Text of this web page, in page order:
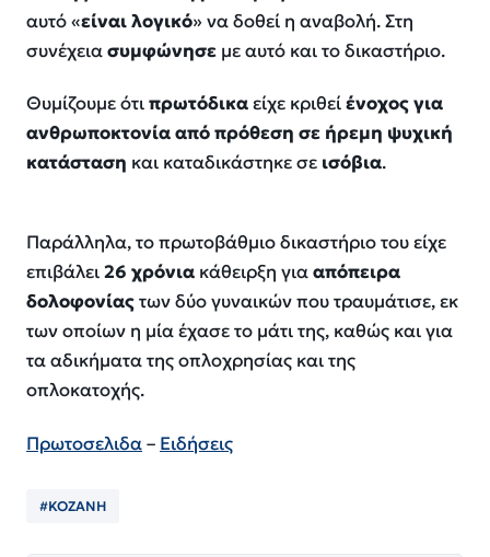
αυτό «είναι λογικό» να δοθεί η αναβολή. Στη
συνέχειασυμφώνησε με αυτό και το δικαστήριο.
Θυμίζουμε ότιπρωτόδικαείχε κριθείένοχος για
ανθρωποκτονία από πρόθεση σε ήρεμη ψυχική
κατάσταση και καταδικάστηκε σε ισόβια.
Παράλληλα, το πρωτοβάθμιο δικαστήριο του είχε
επιβάλει26 χρόνια κάθειρξη γιααπόπειρα
δολοφονίαςτων δύο γυναικών που τραυμάτισε, εκ
των οποίων η μία έχασε το μάτι της, καθώς και για
τα αδικήματα της οπλοχρησίας και της
οπλοκατοχής.
Πρωτοσελιδα– Ειδήσεις
#ΚΟΖΑΝΗ